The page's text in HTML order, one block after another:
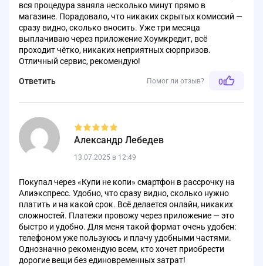
вся процедура заняла несколько минут прямо в
магазине. Порадовало, что никаких скрытых комиссий —
сразу видно, сколько вносить. Уже три месяца
выплачиваю через приложение Хоумкредит, всё
проходит чётко, никаких неприятных сюрпризов.
Отличный сервис, рекомендую!
Ответить Помог ли отзыв? 0
Александр Лебедев
13.07.2025 в 12:49
Покупал через «Купи не копи» смартфон в рассрочку на
Алиэкспресс. Удобно, что сразу видно, сколько нужно
платить и на какой срок. Всё делается онлайн, никаких
сложностей. Платежи провожу через приложение — это
быстро и удобно. Для меня такой формат очень удобен:
телефоном уже пользуюсь и плачу удобными частями.
Однозначно рекомендую всем, кто хочет приобрести
дорогие вещи без единовременных затрат!